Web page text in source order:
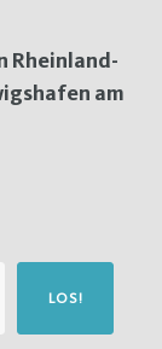
Rheinland-
am
LOS!